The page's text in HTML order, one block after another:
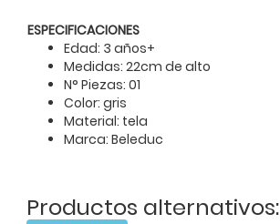
ESPECIFICACIONES
Edad: 3 años+
Medidas: 22cm de alto
N° Piezas: 01
Color: gris
Material: tela
Marca: Beleduc
Productos alternativos: